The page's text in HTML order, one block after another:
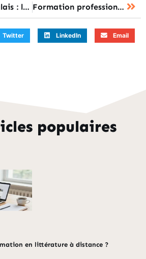
Apprendre l’anglais : les 7 méthodes pour progresser efficacement Formation professionnelle : les 8 types et leur impact sur la carrière
Twitter LinkedIn Email
populaires
en littérature à distance ?